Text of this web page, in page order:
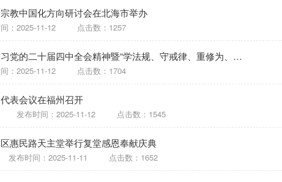
教中国化方向研讨会在北海市举办
： 2025-11-12 点击数：1257
党的二十届四中全会精神暨“学法规、守戒律、重修为、…
： 2025-11-12 点击数：1704
表会议在福州召开
发布时间： 2025-11-12 点击数：1545
惠民路天主堂举行复堂感恩奉献庆典
发布时间： 2025-11-11 点击数：1652